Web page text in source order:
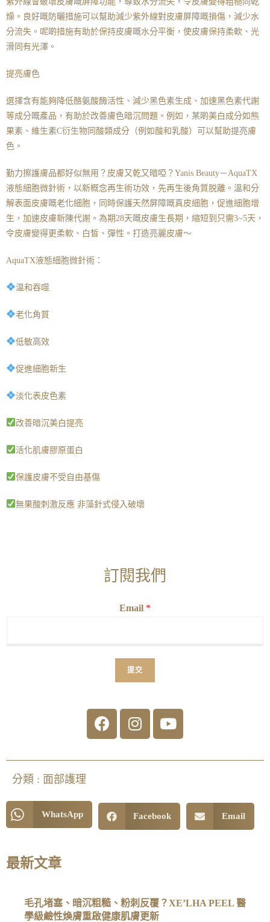
燥。良好嘅防曬措施可以幫助減少紫外線對皮膚屏障嘅損傷，減少水
分流失。呢啲措施有助於保持皮膚嘅水分平衡，使皮膚保持柔軟、光
滑同有光澤。
提亮膚色
選擇含有能夠降低酪氨酸酶活性、減少黑色素生成、加速黑色素代謝
等成分嘅產品，有助於改善膚色暗沉問題。例如，某啲美白成分如熊
果素、維生素C衍生物同酸類成分（例如酸和乳酸）可以幫助提亮膚
色。
勤力擦護膚品都好似無用？皮膚又乾又暗啞？Yanis Beauty－AquaTX
液態細胞微針術，以新概念再生術功效，先再生後角質脱離。溫和分
解表面皮膚嘅老化細胞，同時保護天然屏障嘅真皮細胞，促進細胞增
生，加速皮膚新陳代謝。為期28天嘅皮膚生長期，縮短到只需3~5天，
令皮膚變得更柔軟、白皙、彈性。打造亮麗皮膚～
AquaTX液態細胞微針術：
温和吞噬
老化角質
低敏高效
促進細胞新生
淡化表皮色素
改善暗沉美白提亮
活化肌膚膠原蛋白
保護皮膚不受自由基傷
無果酸刺激反應 非藻針式侵入破壞
訂閱我們
Email *
提交
分類 : 面部護理
WhatsApp Facebook Email
最新文章
毛孔堵塞、暗沉粗糙、粉刺反覆？XE’LHA PEEL 醫
學級鹼性煥膚重啟健康肌膚更新